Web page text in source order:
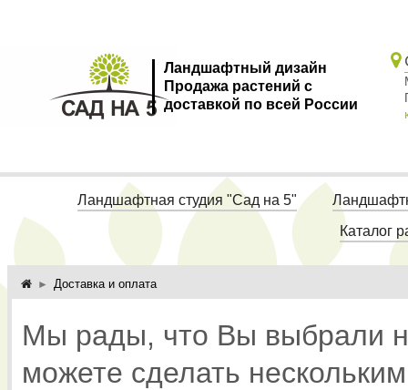
Ландшафтный дизайн
Продажа растений с
доставкой по всей России
Ландшафтная студия "Сад на 5"
Каталог
Доставка и оплата
Мы рады, что Вы выбрали
можете сделать